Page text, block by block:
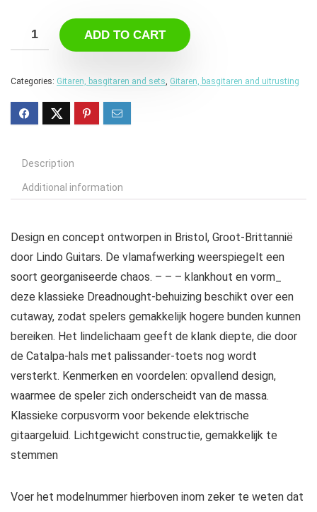
ADD TO CART
Categories: Gitaren, basgitaren and sets, Gitaren, basgitaren and uitrusting
Description
Additional information
Design en concept ontworpen in Bristol, Groot-Brittannië
door Lindo Guitars. De vlamafwerking weerspiegelt een
soort georganiseerde chaos. – – – klankhout en vorm_
deze klassieke Dreadnought-behuizing beschikt over een
cutaway, zodat spelers gemakkelijk hogere bunden kunnen
bereiken. Het lindelichaam geeft de klank diepte, die door
de Catalpa-hals met palissander-toets nog wordt
versterkt. Kenmerken en voordelen: opvallend design,
waarmee de speler zich onderscheidt van de massa.
Klassieke corpusvorm voor bekende elektrische
gitaargeluid. Lichtgewicht constructie, gemakkelijk te
stemmen
Voer het modelnummer hierboven inom zeker te weten dat